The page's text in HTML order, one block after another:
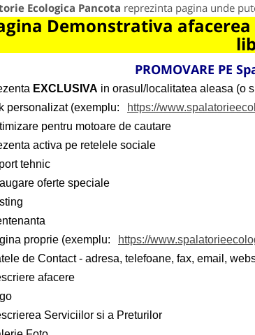
Ecologica Pancota reprezinta pagina unde
Demonstrativa
PROMOVARE PE
EXCLUSIVA in orasul/localitatea aleasa (o
personalizat (exemplu:
https://
pentru motoare de cautare
activa pe retelele sociale
tehnic
oferte speciale
proprie (exemplu:
https://
de Contact - adresa, telefoane, fax, email,
afacere
Serviciilor si a Preturilor